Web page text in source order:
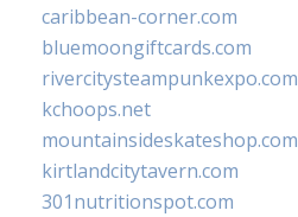
caribbean-corner.com
bluemoongiftcards.com
rivercitysteampunkexpo.com
kchoops.net
mountainsideskateshop.com
kirtlandcitytavern.com
301nutritionspot.com